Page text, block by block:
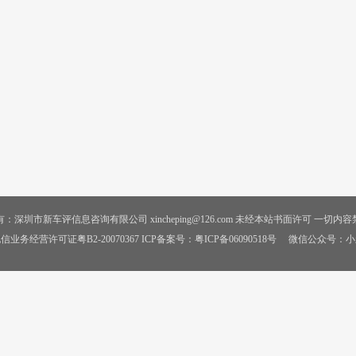
：深圳市新车评信息咨询有限公司 xincheping@126.com 未经本站书面许可 一切内容
业务经营许可证粤B2-20070367 ICP备案号： 粤ICP备06090518号 微信公众号：小